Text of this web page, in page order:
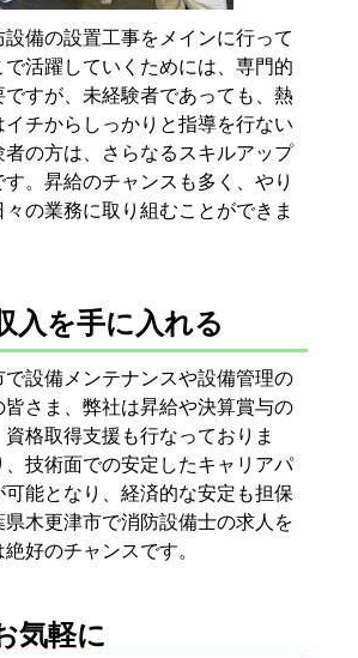
備の設置工事をメインに行って
活躍していくためには、専門的
ですが、未経験者であっても、熱
チからしっかりと指導を行ない
者の方は、さらなるスキルアップ
。昇給のチャンスも多く、やり
の業務に取り組むことができま
入を手に入れる
設備メンテナンスや設備管理の
さま、弊社は昇給や決算賞与の
格取得支援も行なっておりま
技術面での安定したキャリアパ
可能となり、経済的な安定も担保
県木更津市で消防設備士の求人を
好のチャンスです。
気軽に